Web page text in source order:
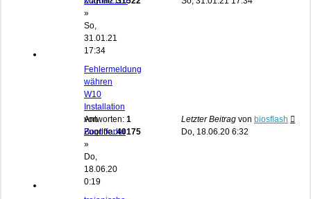
»
So,
31.01.21
17:34
Fehlermeldung
währen
W10
Installation
von
Bootloader
»
Do,
18.06.20
0:19
Antworten: 1
Zugriffe:40175
Letzter Beitrag von biosflash
Do, 18.06.20 6:32